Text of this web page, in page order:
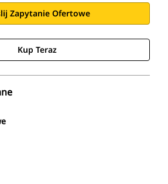
Zapytanie Ofertowe
Kup Teraz